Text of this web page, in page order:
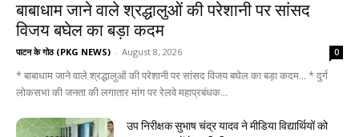
बाबाधाम जाने वाले श्रद्धालुओं की परेशानी पर सांसद
विजय बघेल का बड़ा कदम
पाटन के गोठ (PKG NEWS) - August 8, 2026 0
* बाबाधाम जाने वाले श्रद्धालुओं की परेशानी पर सांसद विजय बघेल का बड़ा कदम... * दुर्ग
लोकसभा की जनता की लगातार मांग पर रेलवे महाप्रबंधक...
उप निरीक्षक सुभाष चंद्र यादव ने मीडिया विद्यार्थियों को